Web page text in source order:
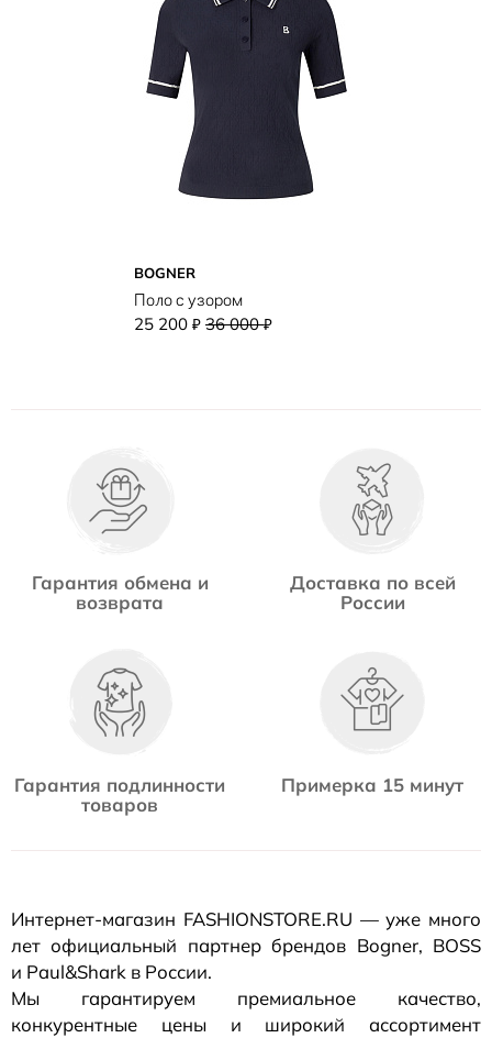
BOGNER
Поло с узором
25 200 ₽ 36 000₽
Гарантия обмена и
возврата
Доставка по всей
России
Гарантия подлинности
товаров
Примерка 15 минут
Интернет-магазин FASHIONSTORE.RU — уже много
лет официальный партнер брендов Bogner, BOSS
и Paul&Shark в России.
Мы гарантируем премиальное качество,
конкурентные цены и широкий ассортимент